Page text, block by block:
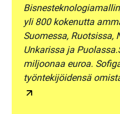
yli 800 kokenutta
Suomessa, Ruotsissa,
Unkarissa ja
miljoonaa euroa.
työntekijöidensä